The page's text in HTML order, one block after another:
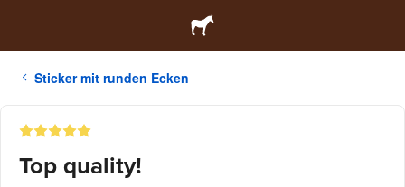
Sticker mit runden Ecken
Top quality!